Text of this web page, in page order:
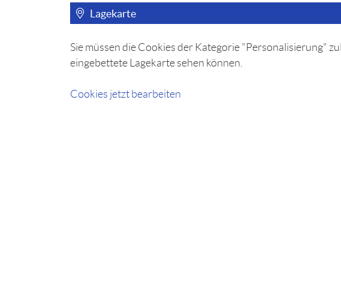
Lagekarte
Sie müssen die Cookies der Kategorie "Personalisierung"
eingebettete Lagekarte sehen können.
Cookies jetzt bearbeiten